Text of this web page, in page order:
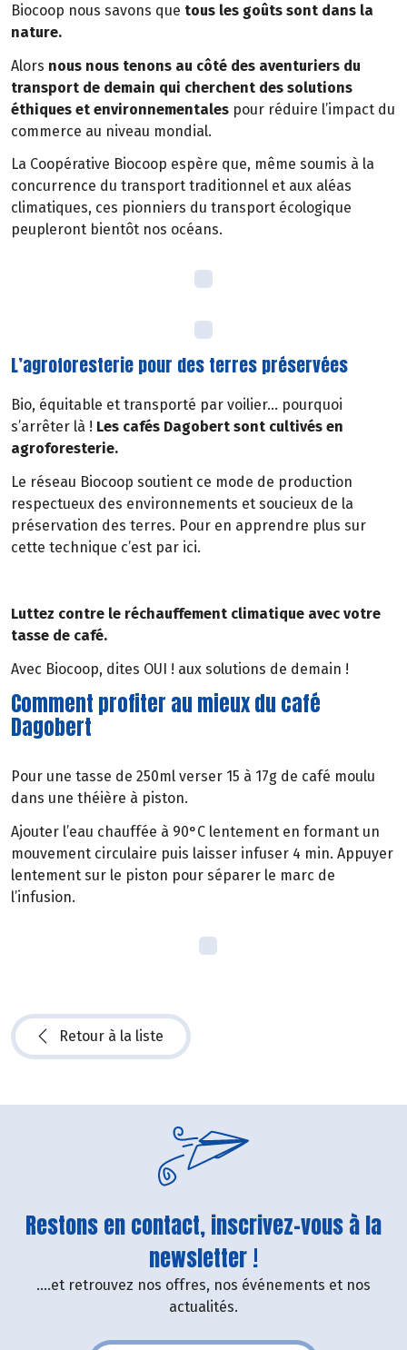
Biocoop nous savons que tous les goûts sont dans la
nature.
Alors nous nous tenons au côté des aventuriers du
transport de demain qui cherchent des solutions
éthiques et environnementales pour réduire l’impact du
commerce au niveau mondial.
La Coopérative Biocoop espère que, même soumis à la
concurrence du transport traditionnel et aux aléas
climatiques, ces pionniers du transport écologique
peupleront bientôt nos océans.
L’agroforesterie pour des terres préservées
Bio, équitable et transporté par voilier… pourquoi
s’arrêter là ! Les cafés Dagobert sont cultivés en
agroforesterie.
Le réseau Biocoop soutient ce mode de production
respectueux des environnements et soucieux de la
préservation des terres. Pour en apprendre plus sur
cette technique c’est par ici.
Luttez contre le réchauffement climatique avec votre
tasse de café.
Avec Biocoop, dites OUI ! aux solutions de demain !
Comment profiter au mieux du café
Dagobert
Pour une tasse de 250ml verser 15 à 17g de café moulu
dans une théière à piston.
Ajouter l’eau chauffée à 90°C lentement en formant un
mouvement circulaire puis laisser infuser 4 min. Appuyer
lentement sur le piston pour séparer le marc de
l’infusion.
Retour à la liste
Restons en contact, inscrivez-vous à la
newsletter !
....et retrouvez nos offres, nos événements et nos
actualités.